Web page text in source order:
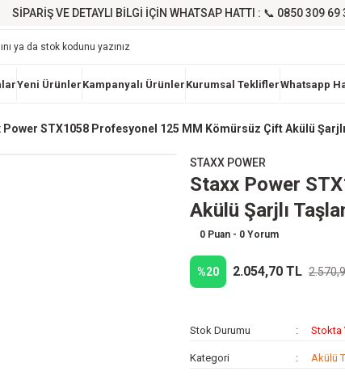
SİPARİŞ VE DETAYLI BİLGİ İÇİN WHATSAP HATTI : 📞 0850 309 69
Yeni Ürünler Kampanyalı Ürünler Kurumsal TekliflerWhatsapp
Power STX1058 Profesyonel 125 MM Kömürsüz Çift Akülü
STAXX POWER
Staxx Power
Akülü Şarjlı
0 Puan - 0 Yorum
%20 2.054,70 TL
Stok Durumu Stokta
Kategori Akülü